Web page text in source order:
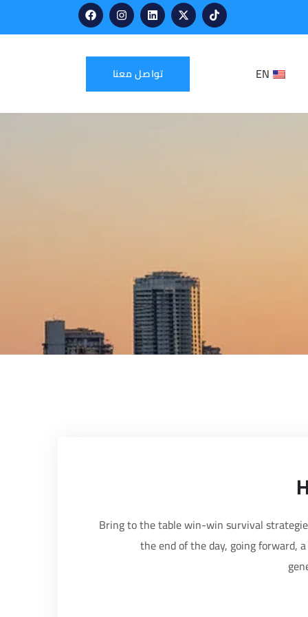
EN تواصل معنا
Bring to the table win-win survival
the end of the day, going forward,